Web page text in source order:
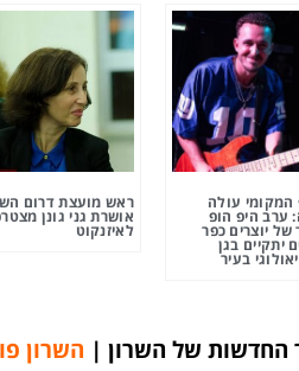
המקומי עולה
ערב היפ הופ
של יוצרים כפר
יתקיים בגן
בעיר
ראש מועצת דרום
אושרת גני גונן
לאיזנקוט
החדשות של השרון | השרון